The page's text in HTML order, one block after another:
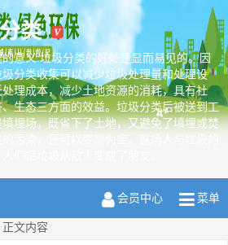
类
意义:垃圾分类的好处是显而易见的。因
分类收集可以减少垃圾处理量和处理设
理成本，减少土地资源的消耗，具有社
生态三方面的效益。垃圾分类后被送到工
埋场，既省下了土地，又避免了填埋或焚
菜单
会员中心
正文内容